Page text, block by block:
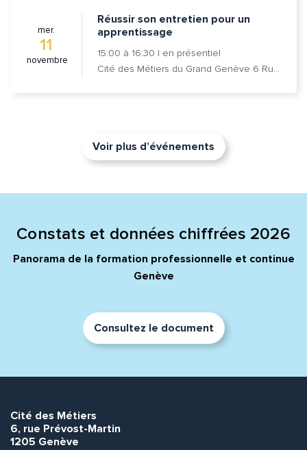
mer.
11
novembre
Réussir son entretien pour un
apprentissage
15:00 à 16:30 | en présentiel
Cité des Métiers du Grand Genève 6 Rue Prévost-Martin 1205 Genève
Voir plus d’événements
Constats et données chiffrées 2026
Panorama de la formation professionnelle et continue
Genève
Consultez le document
Cité des Métiers
6, rue Prévost-Martin
1205 Genève